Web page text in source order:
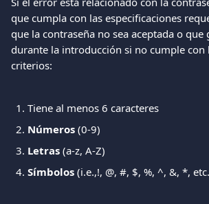
que cumpla con las especificaciones
que la contraseña no sea aceptada o
durante la introducción si no cumple con
criterios:
Tiene al menos 6 caracteres
Números (0-9)
Letras (a-z, A-Z)
Símbolos (i.e.,!, @, #, $, %, ^, &, *,